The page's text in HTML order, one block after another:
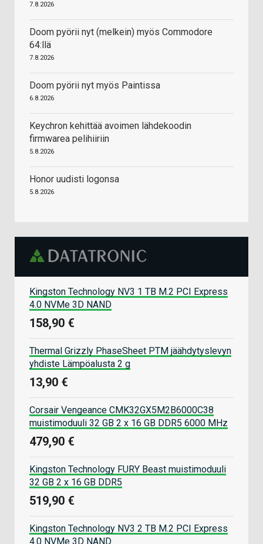
7.8.2026
Doom pyörii nyt (melkein) myös Commodore
64:llä
7.8.2026
Doom pyörii nyt myös Paintissa
6.8.2026
Keychron kehittää avoimen lähdekoodin
firmwarea pelihiiriin
5.8.2026
Honor uudisti logonsa
5.8.2026
Kingston Technology NV3 1 TB M.2 PCI Express
4.0 NVMe 3D NAND
158,90 €
Thermal Grizzly PhaseSheet PTM jäähdytyslevyn
yhdiste Lämpöalusta 2 g
13,90 €
Corsair Vengeance CMK32GX5M2B6000C38
muistimoduuli 32 GB 2 x 16 GB DDR5 6000 MHz
479,90 €
Kingston Technology FURY Beast muistimoduuli
32 GB 2 x 16 GB DDR5
519,90 €
Kingston Technology NV3 2 TB M.2 PCI Express
4.0 NVMe 3D NAND